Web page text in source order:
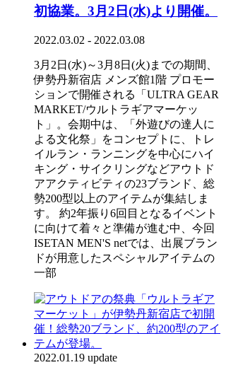
初協業。3月2日(水)より開催。
2022.03.02 - 2022.03.08
3月2日(水)～3月8日(火)までの期間、
伊勢丹新宿店 メンズ館1階 プロモー
ションで開催される「ULTRA GEAR
MARKET/ウルトラギアマーケッ
ト」。会期中は、「外遊びの達人に
よる文化祭」をコンセプトに、トレ
イルラン・ランニングを中心にハイ
キング・サイクリングなどアウトド
アアクティビティの23ブランド、総
勢200型以上のアイテムが集結しま
す。 約2年振り6回目となるイベント
に向けて着々と準備が進む中、今回
ISETAN MEN'S netでは、出展ブラン
ドが用意したスペシャルアイテムの
一部
2022.01.19 update